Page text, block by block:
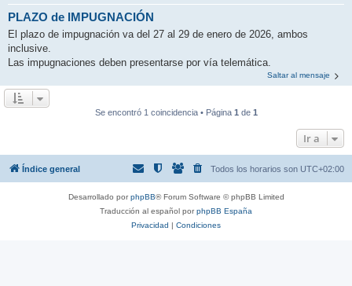
PLAZO de IMPUGNACIÓN
El plazo de impugnación va del 27 al 29 de enero de 2026, ambos
inclusive.
Las impugnaciones deben presentarse por vía telemática.
Saltar al mensaje
Se encontró 1 coincidencia • Página 1 de 1
Ir a
Índice general Todos los horarios son UTC+02:00
Desarrollado porphpBB® Forum Software © phpBB Limited
Traducción al español porphpBB España
Privacidad | Condiciones